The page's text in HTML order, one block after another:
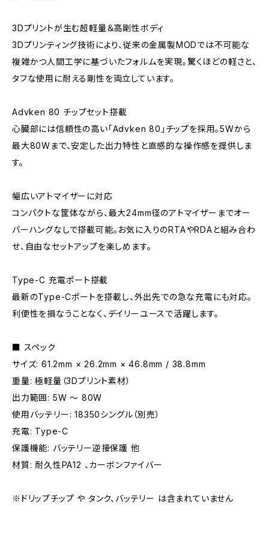
3Dプリントが生む超軽量＆高剛性ボディ
3Dプリンティング技術により、従来の金属製MODでは不可能な
複雑かつ人間工学に基づいたフォルムを実現。驚くほどの軽さと、
タフな使用に耐える剛性を両立しています。
Advken 80 チップセット搭載
心臓部には信頼性の高い「Advken 80」チップを採用。5Wから
最大80Wまで、安定した出力特性と直感的な操作感を提供しま
す。
幅広いアトマイザーに対応
コンパクトな筐体ながら、最大24mm径のアトマイザーまでオー
バーハングなしで搭載可能。お気に入りのRTAやRDAと組み合わ
せ、自由なセットアップを楽しめます。
Type-C 充電ポート搭載
最新のType-Cポートを搭載し、外出先での急な充電にも対応。
利便性を損なうことなく、デイリーユースで活躍します。
■ スペック
サイズ: 61.2mm × 26.2mm × 46.8mm / 38.8mm
重量: 極軽量（3Dプリント素材）
出力範囲: 5W 〜 80W
使用バッテリー: 18350シングル（別売）
充電: Type-C
保護機能: バッテリー逆接保護 他
材質: 耐久性PA12 、カーボンファイバー
※ドリップチップ や タンク、バッテリー は含まれていません